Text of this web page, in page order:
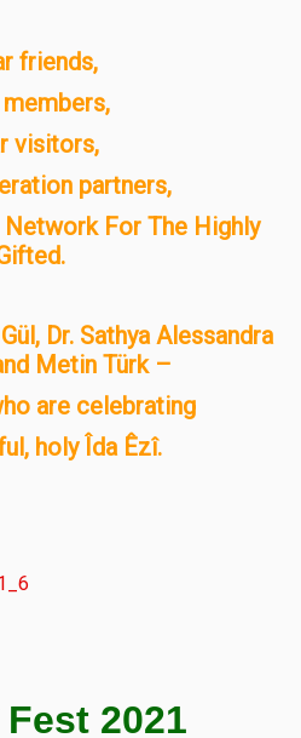
friends,
visitors,
partners,
For The Highly
Dr. Sathya Alessandra
Metin Türk –
are celebrating
holy Îda Êzî.
2021